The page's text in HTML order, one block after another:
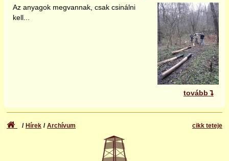
tovább
Az anyagok megvannak, csak csinálni
kell...
cikk teteje
Hírek Archívum